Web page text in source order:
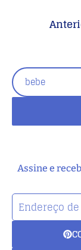
Assine e